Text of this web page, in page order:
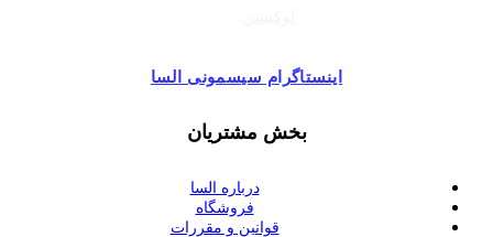
اینستاگرام سیسمونی السا
بخش مشتریان
درباره السا
فروشگاه
قوانین و مقررات